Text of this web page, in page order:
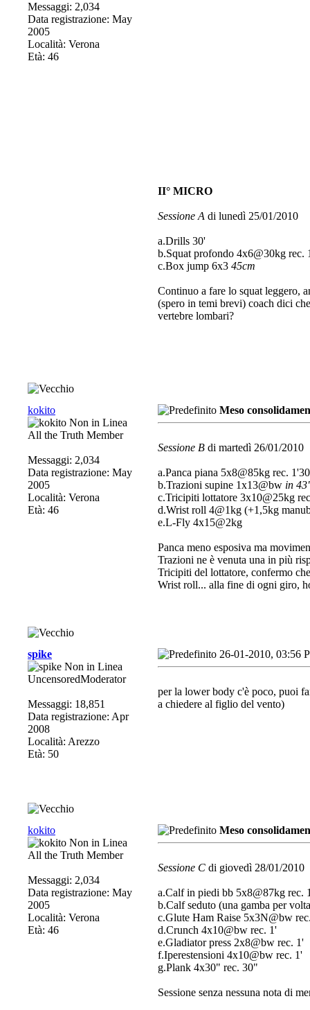
Messaggi: 2,034
Data registrazione: May
2005
Località: Verona
Età: 46
II° MICRO
Sessione A di lunedì 25/01/2010
a.Drills 30'
b.Squat profondo 4x6@30kg rec.
c.Box jump 6x3 45cm
Continuo a fare lo squat leggero,
(spero in temi brevi) coach dici
vertebre lombari?
kokito
All the Truth Member
Messaggi: 2,034
Data registrazione: May
2005
Località: Verona
Età: 46
Meso
Sessione B di martedì 26/01/2010
a.Panca piana 5x8@85kg rec.
b.Trazioni supine 1x13@bw in
c.Tricipiti lottatore 3x10@25kg
d.Wrist roll 4@1kg (+1,5kg
e.L-Fly 4x15@2kg
Panca meno esposiva ma
Trazioni ne è venuta una in più
Tricipiti del lottatore, confermo
Wrist roll... alla fine di ogni giro,
spike
UncensoredModerator
Messaggi: 18,851
Data registrazione: Apr
2008
Località: Arezzo
Età: 50
26-01-2010, 03:56
per la lower body c'è poco, puoi
a chiedere al figlio del vento)
kokito
All the Truth Member
Messaggi: 2,034
Data registrazione: May
2005
Località: Verona
Età: 46
Meso
Sessione C di giovedì 28/01/2010
a.Calf in piedi bb 5x8@87kg rec.
b.Calf seduto (una gamba per
c.Glute Ham Raise 5x3N@bw
d.Crunch 4x10@bw rec. 1'
e.Gladiator press 2x8@bw rec. 1'
f.Iperestensioni 4x10@bw rec. 1'
g.Plank 4x30" rec. 30"
Sessione senza nessuna nota di